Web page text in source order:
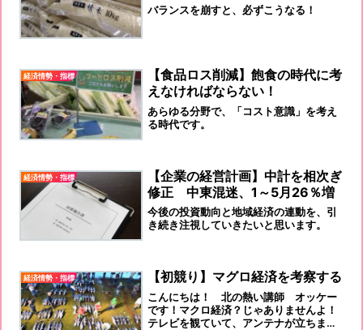
バランスを崩すと、必ずこうなる！
経済情勢・指標
【食品ロス削減】飽食の時代に考
えなければならない！
あらゆる分野で、「コスト意識」を考え
る時代です。
経済情勢・指標
【企業の経営計画】中計を相次ぎ
修正 中東混迷、1～5月26％増
今後の投資動向と地域経済の連動を、引
き続き注視していきたいと思います。
経済情勢・指標 【初競り】マグロ経済を考察する
こんにちは！ 北の熱い講師 オッケー
です！マクロ経済？じゃありませんよ！
テレビを観ていて、アンテナが立ちまし